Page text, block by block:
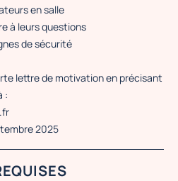
en salle
à leurs questions
de sécurité
lettre de motivation en précisant
:
2025